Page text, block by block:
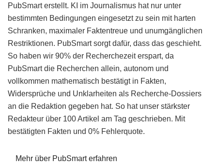
PubSmart erstellt. KI im Journalismus hat nur unter
bestimmten Bedingungen eingesetzt zu sein mit harten
Schranken, maximaler Faktentreue und unumgänglichen
Restriktionen. PubSmart sorgt dafür, dass das geschieht.
So haben wir 90% der Recherchezeit erspart, da
PubSmart die Recherchen allein, autonom und
vollkommen mathematisch bestätigt in Fakten,
Widersprüche und Unklarheiten als Recherche-Dossiers
an die Redaktion gegeben hat. So hat unser stärkster
Redakteur über 100 Artikel am Tag geschrieben. Mit
bestätigten Fakten und 0% Fehlerquote.
Mehr über PubSmart erfahren